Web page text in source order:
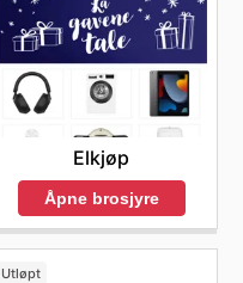
Elkjøp
Åpne brosjyre
Utløpt